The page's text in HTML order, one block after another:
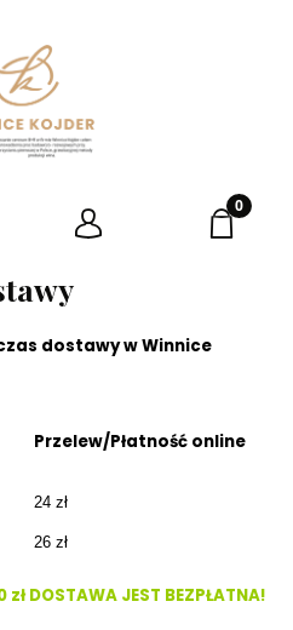
dostawy w Winnice
Przelew/Płatność online
24 zł
26 zł
DOSTAWA JEST BEZPŁATNA!